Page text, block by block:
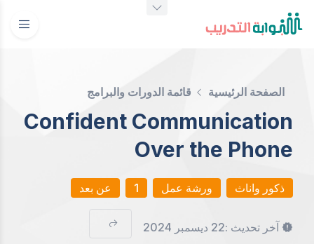
الصفحة الرئيسية قائمة الدورات والبرامج
Confident Communication
Over the Phone
ذكور واناث ورشة عمل 1 عن بعد
آخر تحديث :22 ديسمبر 2024